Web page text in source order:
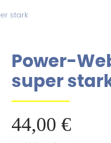
stark
Power-
super
44,00 €